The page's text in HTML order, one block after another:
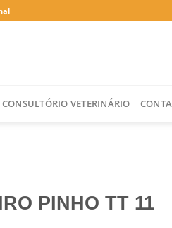
CONSULTÓRIO VETERINÁRIO
PINHO TT 11